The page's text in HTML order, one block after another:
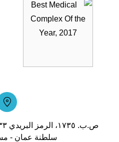
سلطنة عمان -